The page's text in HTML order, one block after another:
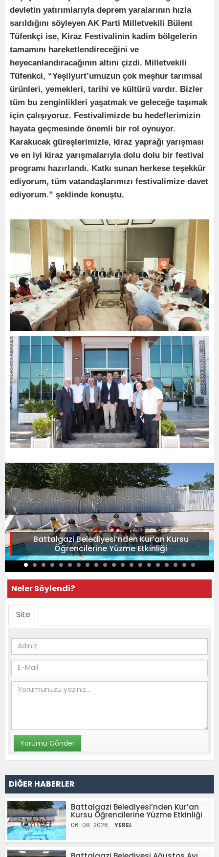
devletin yatırımlarıyla deprem yaralarının hızla
sarıldığını söyleyen AK Parti Milletvekili Bülent
Tüfenkçi ise, Kiraz Festivalinin kadim bölgelerin
tamamını hareketlendireceğini ve
heyecanlandıracağının altını çizdi. Milletvekili
Tüfenkci, “Yeşilyurt’umuzun çok meşhur tarımsal
ürünleri, yemekleri, tarihi ve kültürü vardır. Bizler
tüm bu zenginlikleri yaşatmak ve geleceğe taşımak
için çalışıyoruz. Festivalimizde bu hedeflerimizin
hayata geçmesinde önemli bir rol oynuyor.
Karakucak güreşlerimizle, kiraz yaprağı yarışması
ve en iyi kiraz yarışmalarıyla dolu dolu bir festival
programı hazırlandı. Katkı sunan herkese teşekkür
ediyorum, tüm vatandaşlarımızı festivalimize davet
ediyorum.” şeklinde konuştu.
Battalgazi Belediyesi’nden Kur’an Kursu
Öğrencilerine Yüzme Etkinliği
Neler Söylendi?
Site
DİĞER HABERLER
Battalgazi Belediyesi’nden Kur’an
Kursu Öğrencilerine Yüzme Etkinliği
06-08-2026 - YEREL